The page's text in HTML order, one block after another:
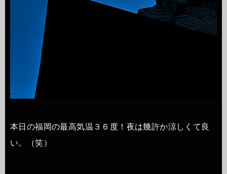
本日の福岡の最高気温３６度！夜は幾許か涼しくて良
い。（笑）